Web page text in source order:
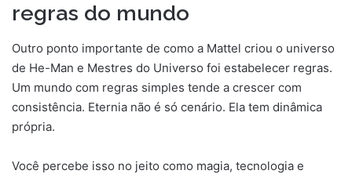
regras do mundo
Outro ponto importante de como a Mattel criou o universo
de He-Man e Mestres do Universo foi estabelecer regras.
Um mundo com regras simples tende a crescer com
consistência. Eternia não é só cenário. Ela tem dinâmica
própria.
Você percebe isso no jeito como magia, tecnologia e